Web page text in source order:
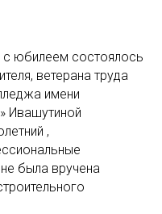
с юбилеем состоялось
ветерана труда
имени
Ивашутиной
,
была вручена